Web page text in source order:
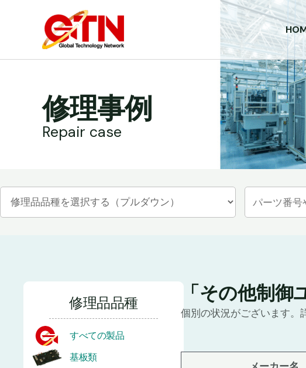
修理事例
Repair case
修理品品種
すべての製品
基板類
「その他制
個別の状況がございます。